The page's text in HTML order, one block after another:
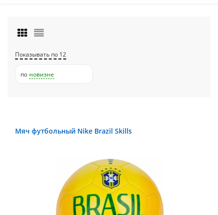
Показывать по 12
по новизне
Мяч футбольный Nike Brazil Skills